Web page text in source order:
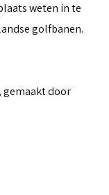
weten in te
golfbanen.
gemaakt door